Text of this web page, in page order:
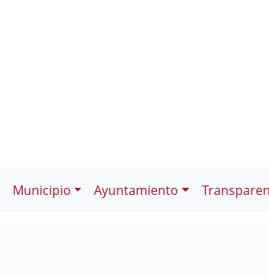
Municipio Ayuntamiento